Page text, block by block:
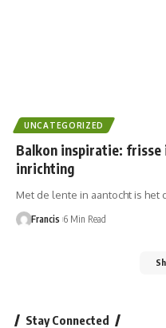
UNCATEGORIZED
Balkon inspiratie: frisse
inrichting
Met de lente in aantocht is
Francis 6 Min Read
Stay Connected